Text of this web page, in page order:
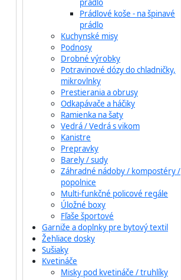
prádlo
Prádlové koše - na špinavé
prádlo
Kuchynské misy
Podnosy
Drobné výrobky
Potravinové dózy do chladničky,
mikrovlnky
Prestierania a obrusy
Odkapávače a háčiky
Ramienka na šaty
Vedrá / Vedrá s vikom
Kanistre
Prepravky
Barely / sudy
Záhradné nádoby / kompostéry /
popolnice
Multi-funkčné policové regále
Úložné boxy
Fľaše športové
Garniže a doplnky pre bytový textil
Žehliace dosky
Sušiaky
Kvetináče
Misky pod kvetináče / truhlíky